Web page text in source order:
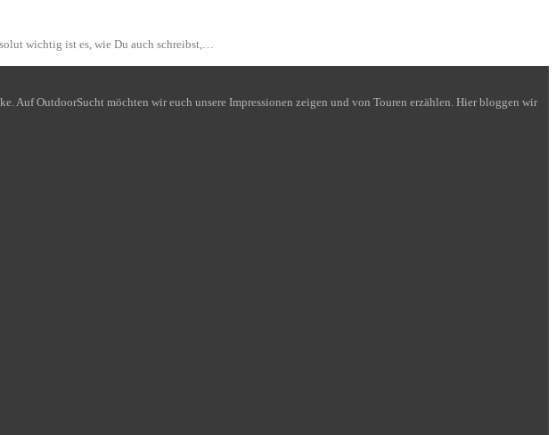
wichtig ist es, wie Du auch schreibst,…
Auf OutdoorSucht möchten wir euch unsere Impressionen zeigen und von Touren erzählen. Hier bloggen wir